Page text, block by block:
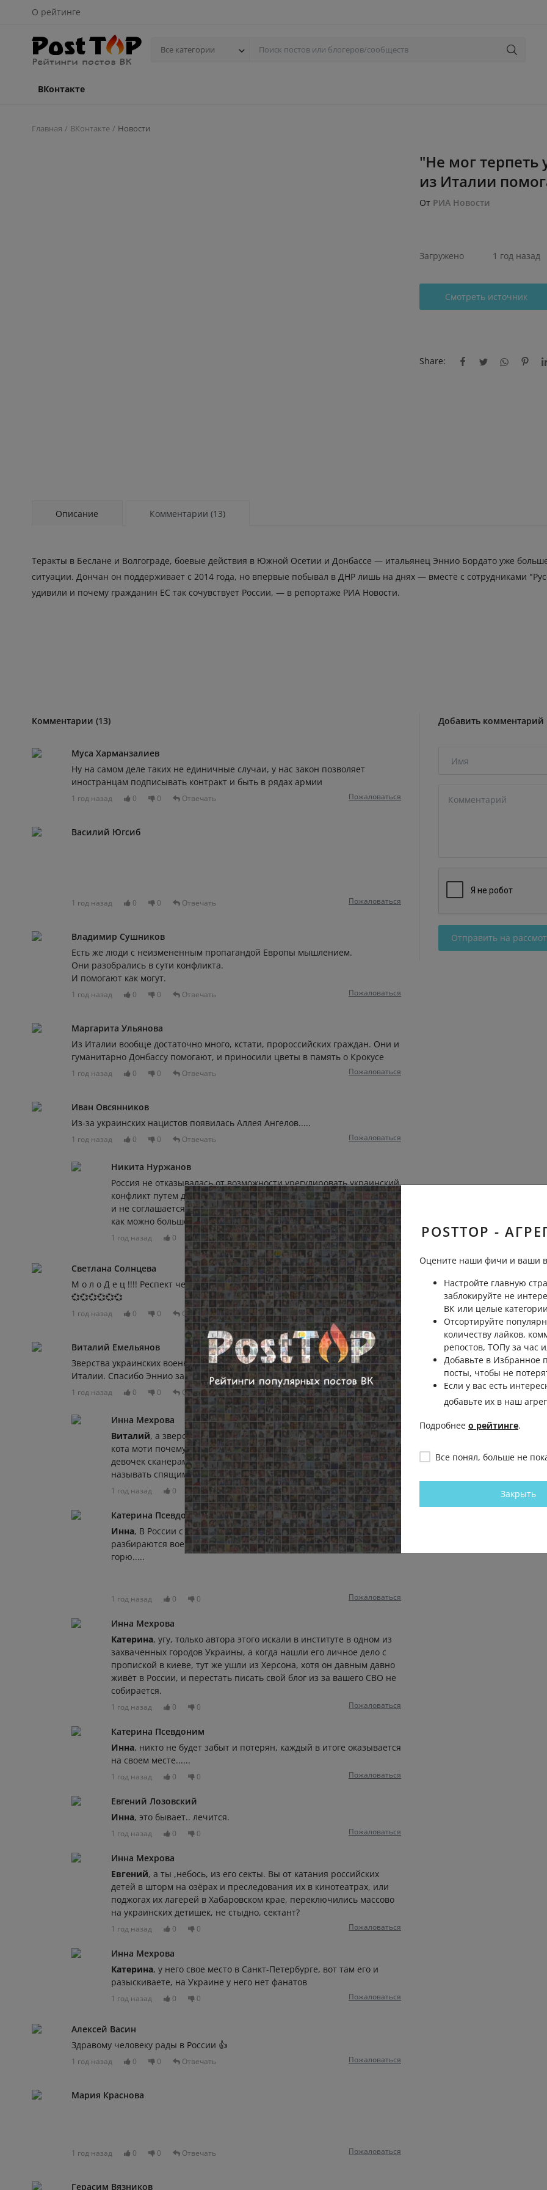
О рейтинге
Все категории
ВКонтакте
Главная ВКонтакте Новости
"Не мог терпеть
из Италии
От РИА Новости
Загружено 1 год назад
Смотреть источник
Share:
Описание Комментарии (13)
Теракты в Беслане и Волгограде, боевые действия в Южной Осетии и Донбассе — итальянец Эннио Бордато уже
ситуации. Дончан он поддерживает с 2014 года, но впервые побывал в ДНР лишь на днях — вместе с сотрудниками
удивили и почему гражданин ЕС так сочувствует России, — в репортаже РИА Новости.
Комментарии (13)
Муса Харманзалиев
Ну на самом деле таких не единичные случаи, у нас закон позволяет
иностранцам подписывать контракт и быть в рядах армии
1 год назад 0 0 Отвечать Пожаловаться
Василий Югсиб
1 год назад 0 0 Отвечать Пожаловаться
Владимир Сушников
Есть же люди с неизмененным пропагандой Европы мышлением.
Они разобрались в сути конфликта.
И помогают как могут.
1 год назад 0 0 Отвечать Пожаловаться
Маргарита Ульянова
Из Италии вообще достаточно много, кстати, пророссийских граждан. Они и
гуманитарно Донбассу помогают, и приносили цветы в память о Крокусе
1 год назад 0 0 Отвечать Пожаловаться
Иван Овсянников
Из-за украинских нацистов появилась Аллея Ангелов.....
1 год назад 0 0 Отвечать Пожаловаться
Никита Нуржанов
Россия не отказывалась от возможности урегулировать украинский
конфликт путем дипломатии. Однако, на этот метод не соглашался
и не соглашается режим Зеленского, одержимый идеей заработать
как можно больше денег на гибели простых украинских парней
1 год назад 0 0 Пожаловаться
Светлана Солнцева
М о л о Д е ц !!!! Респект человеку с большой буквы 💞💞💞💞💞💞💞💞💞💞💞💞💞
💞💞💞💞💞💞
1 год назад 0 0 Отвечать Пожаловаться
Виталий Емельянов
Зверства украинских военных не оставили равнодушыми даже меценатов из
Италии. Спасибо Эннио за его честность, открытость говорить правду.
1 год назад 0 0 Отвечать Пожаловаться
Инна Мехрова
Виталий, а зверства манька из Санкт-Петербурга и его секты блог
кота моти почему никого не волнует, или на России это нормально
девочек сканерами просвечивать в собственных квартирах и
называть спящими мышами в аквариумах?
1 год назад 0 Пожаловаться
Катерина Псевдоним
Инна, В России с ними ФСБ разберется, а про зверства НА украине
разбираются военные СВО и люди не равнодушные к чужому
горю.....
1 год назад 0 0 Пожаловаться
Инна Мехрова
Катерина, угу, только автора этого искали в институте в одном из
захваченных городов Украины, а когда нашли его личное дело с
пропиской в киеве, тут же ушли из Херсона, хотя он давным давно
живёт в России, и перестать писать свой блог из за вашего СВО не
собирается.
1 год назад 0 0 Пожаловаться
Катерина Псевдоним
Инна, никто не будет забыт и потерян, каждый в итоге оказывается
на своем месте......
1 год назад 0 0 Пожаловаться
Евгений Лозовский
Инна, это бывает.. лечится.
1 год назад 0 0 Пожаловаться
Инна Мехрова
Евгений, а ты ,небось, из его секты. Вы от катания российских
детей в шторм на озёрах и преследования их в кинотеатрах, или
поджогах их лагерей в Хабаровском крае, переключились массово
на украинских детишек, не стыдно, сектант?
1 год назад 0 0 Пожаловаться
Инна Мехрова
Катерина, у него свое место в Санкт-Петербурге, вот там его и
разыскиваете, на Украине у него нет фанатов
1 год назад 0 0 Пожаловаться
Алексей Васин
Здравому человеку рады в России 👍
1 год назад 0 0 Отвечать Пожаловаться
Мария Краснова
1 год назад 0 0 Отвечать Пожаловаться
Герасим Вязников
Добавить комментарий
Отправить на
POSTTOP -
Оцените наши фичи и ваши
Настройте главную
заблокируйте не
ВК или целые
Отсортируйте
количеству лайков,
репостов, ТОПу за час
Добавьте в Избранное
посты, чтобы не
Если у вас есть
добавьте их в наш
Подробнее о рейтинге.
Все понял, больше не
Закрыть